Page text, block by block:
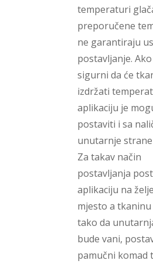
temperaturi
preporučene
ne garantiraju
postavljanje.
sigurni da će
izdržati
aplikaciju je
postaviti i sa
unutarnje
Za takav način
postavljanja
aplikaciju na
mjesto a
tako da
bude vani,
pamučni komad